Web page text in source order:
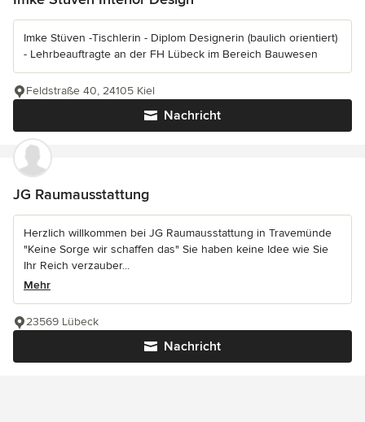
Imke Stüven -Tischlerin - Diplom Designerin (baulich orientiert)
- Lehrbeauftragte an der FH Lübeck im Bereich Bauwesen
Nachricht
Feldstraße 40, 24105 Kiel
JG Raumausstattung
Herzlich willkommen bei JG Raumausstattung in Travemünde
"Keine Sorge wir schaffen das" Sie haben keine Idee wie Sie
Ihr Reich verzauber...
Mehr
Nachricht
23569 Lübeck